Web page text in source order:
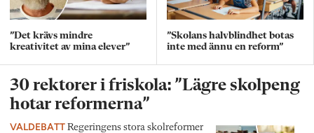
”Det krävs mindre
kreativitet av mina elever”
”Skolans halvblindhet botas
inte med ännu en reform”
30 rektorer i friskola: ”Lägre skolpeng
hotar reformerna”
VALDEBATT Regeringens stora skolreformer